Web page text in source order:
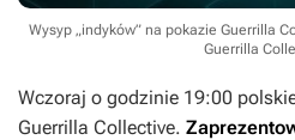
Wysyp „indyków” na pokazie Guerrilla
Guerrilla
Wczoraj o godzinie 19:00
Guerrilla Collective.